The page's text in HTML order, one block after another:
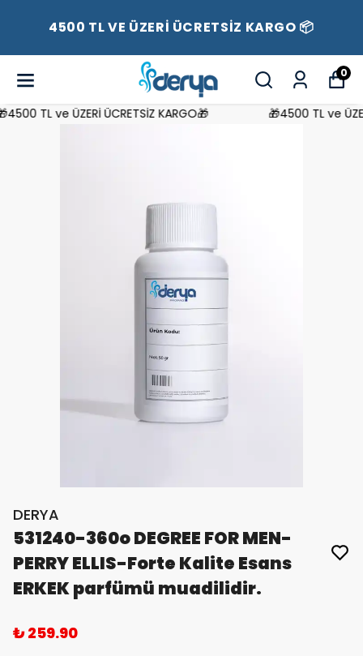
4500 TL VE ÜZERİ ÜCRETSİZ KARGO 📦
0
TL ve ÜZERİ ÜCRETSİZ KARGO🎁 🎁4500 TL ve
DERYA
531240-360o DEGREE FOR MEN-
PERRY ELLIS-Forte Kalite Esans
ERKEK parfümü muadilidir.
₺ 259.90